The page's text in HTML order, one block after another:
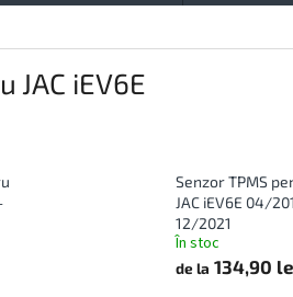
JAC iEV6E
Senzor TPMS
JAC iEV6E 04/
12/2021
În stoc
de la 134,90